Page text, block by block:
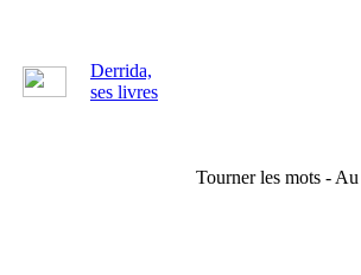
Derrida,
ses livres
Tourner les mots -